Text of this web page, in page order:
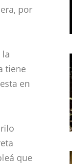
por
la
tiene
en
que